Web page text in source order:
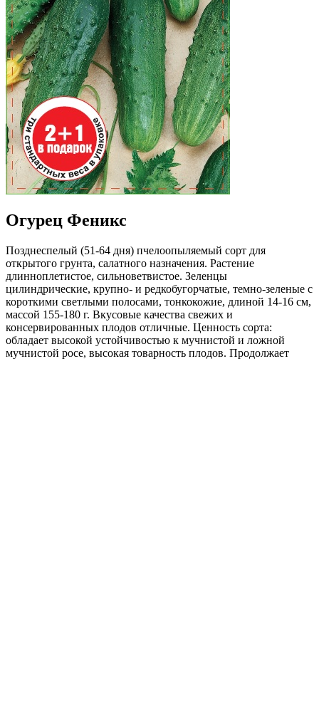
Огурец Феникс
Позднеспелый (51-64 дня) пчелоопыляемый сорт для
открытого грунта, салатного назначения. Растение
длинноплетистое, сильноветвистое. Зеленцы
цилиндрические, крупно- и редкобугорчатые, темно-зеленые с
короткими светлыми полосами, тонкокожие, длиной 14-16 см,
массой 155-180 г. Вкусовые качества свежих и
консервированных плодов отличные. Ценность сорта:
обладает высокой устойчивостью к мучнистой и ложной
мучнистой росе, высокая товарность плодов. Продолжает